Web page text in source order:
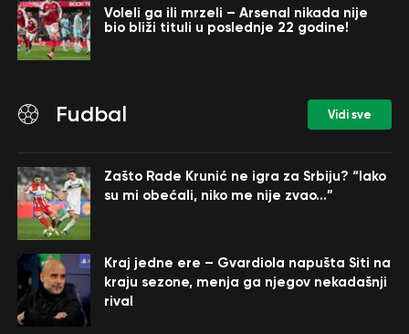
Voleli ga ili mrzeli – Arsenal nikada nije
bio bliži tituli u poslednje 22 godine!
Fudbal Vidi sve
Zašto Rade Krunić ne igra za Srbiju? “Iako
su mi obećali, niko me nije zvao…”
Kraj jedne ere – Gvardiola napušta Siti na
kraju sezone, menja ga njegov nekadašnji
rival